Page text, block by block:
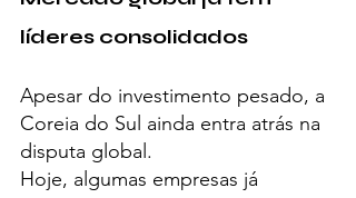
líderes consolidados
Apesar do investimento pesado, a
Coreia do Sul ainda entra atrás na
disputa global.
Hoje, algumas empresas já